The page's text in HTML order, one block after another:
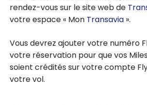
rendez-vous sur le site web de
votre espace « Mon Transavia ».
Vous devrez ajouter votre numéro
votre réservation pour que vos
soient crédités sur votre compte
votre vol.